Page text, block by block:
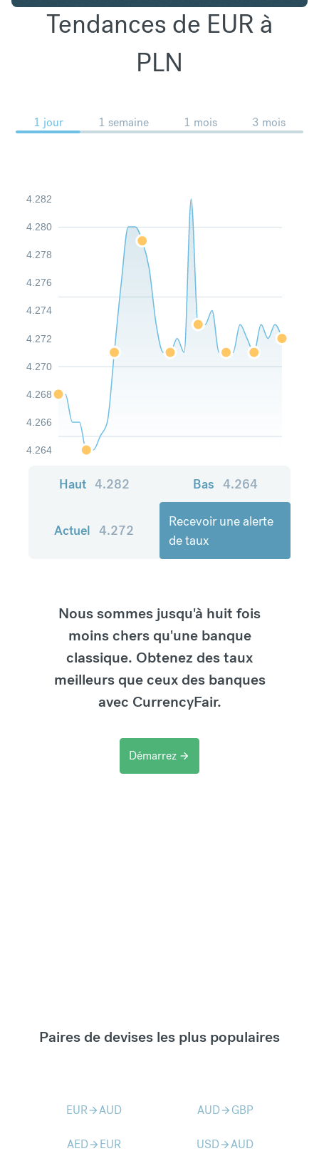
Tendances de EUR à
PLN
1 jour 1 semaine 1 mois 3 mois
4.264
4.266
4.268
4.270
4.272
4.274
4.276
4.278
4.280
4.282
Haut 4.282 Bas 4.264
Actuel 4.272
Recevoir une alerte
de taux
Nous sommes jusqu'à huit fois
moins chers qu'une banque
classique. Obtenez des taux
meilleurs que ceux des banques
avec CurrencyFair.
Démarrez arrow_forward
Paires de devises les plus populaires
EURarrow_forwardAUD AUDarrow_forward GBP
AEDarrow_forward EUR USDarrow_forwardAUD